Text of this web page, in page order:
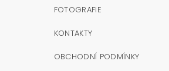
FOTOGRAFIE
KONTAKTY
OBCHODNÍ PODMÍNKY